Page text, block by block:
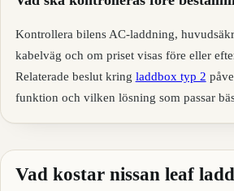
Kontrollera bilens AC-laddning,
kabelväg och om priset visas före eller
Relaterade beslut kring laddbox typ 2
funktion och vilken lösning som passar
Vad kostar nissan leaf